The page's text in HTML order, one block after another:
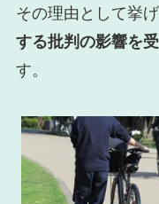
その理由として挙
する批判の影響を
す。